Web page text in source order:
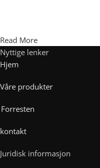
Read More
Nyttige lenker
Hjem
Våre produkter
Forresten
kontakt
Juridisk informasjon